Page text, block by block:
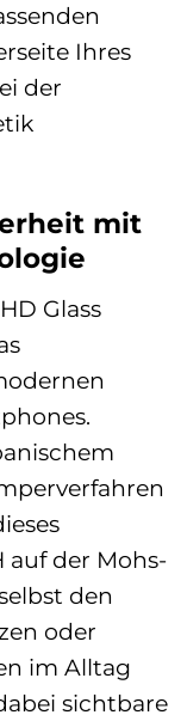
Ihres
der
mit
Glass
auf der Mohs-
den
oder
im Alltag
sichtbare